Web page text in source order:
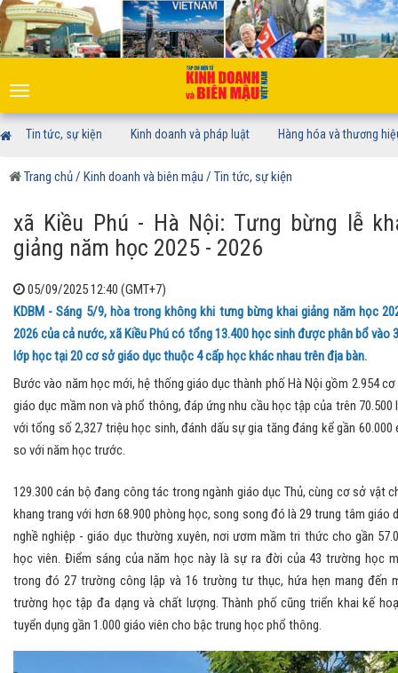
Toggle
navigation
Tin tức, sự kiện Kinh doanh và pháp luật Hàng hóa và thương
Trang chủ/ Kinh doanh và biên mậu / Tin tức, sự kiện
xã Kiều Phú - Hà Nội: Tưng bừng lễ
giảng năm học 2025 - 2026
05/09/2025 12:40 (GMT+7)
KDBM - Sáng 5/9, hòa trong không khi tưng bừng khai giảng năm học
2026 của cả nước, xã Kiều Phú có tổng 13.400 học sinh được phân bổ vào
lớp học tại 20 cơ sở giáo dục thuộc 4 cấp học khác nhau trên địa bàn.
Bước vào năm học mới, hệ thống giáo dục thành phố Hà Nội gồm 2.954
giáo dục mầm non và phổ thông, đáp ứng nhu cầu học tập của trên 70.500
với tổng số 2,327 triệu học sinh, đánh dấu sự gia tăng đáng kể gần 60.000
so với năm học trước.
129.300 cán bộ đang công tác trong ngành giáo dục Thủ, cùng cơ sở vật
khang trang với hơn 68.900 phòng học, song song đó là 29 trung tâm giáo
nghề nghiệp - giáo dục thường xuyên, nơi ươm mầm tri thức cho gần
học viên. Điểm sáng của năm học này là sự ra đời của 43 trường học
trong đó 27 trường công lập và 16 trường tư thục, hứa hẹn mang đến
trường học tập đa dạng và chất lượng. Thành phố cũng triển khai kế
tuyển dụng gần 1.000 giáo viên cho bậc trung học phổ thông.